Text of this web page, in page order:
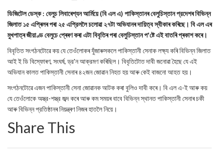
ডিজিটেল ডেস্ক : বেলুচ লিবাৰেশ্যন আৰ্মিয়ে (বি এল এ) পাকিস্তানৰ বেলুচিস্তান প্রদেশৰ বিভিন্ন
জিলাত ১৫ এপ্ৰিলৰ পৰা ২৫ এপ্রিললৈ চলোৱা ২৭টা অভিযানৰ দায়িত্ব স্বীকাৰ কৰিছে। বি এল এৰ
মুখপাত্ৰ জীয়াণ্ড বেলুচে প্ৰেৰণ কৰা এটা বিবৃতিৰ পৰা বেলুচিস্তান প'ষ্টে এই বাতৰি প্ৰকাশ কৰে।
বিবৃতিত সংগঠনটোৱে কয় যে তেওঁলোকৰ যুঁজাৰুসকলে পাকিস্তানী সেনাক লক্ষ্য কৰি বিভিন্ন জিলাত
আই ই ডি বিস্ফোৰণ, সংঘর্ষ, ড্র'ন আক্রমণ কৰিছিল। বিবৃতিটোত দাবী জনোৱা হৈছে যে এই
অভিযান কালত পাকিস্তানী সেনাৰ ৪২জন জোৱান নিহত হয় আৰু কেই বাজনো আহত হয়।
সংগঠনটোৱে এজন পাকিস্তানী সেনা জোৱানক আটক কৰা বুলিও দাবী কৰে। বি এল এ-ই আৰু কয়
যে তেওঁলোকে অস্ত্র-শস্ত্র জব্দ কৰে আৰু কম সময়ৰ বাবে বিভিন্ন স্থানত পাকিস্তানী সেনাৰ চকী
আৰু বিভিন্ন প্রতিষ্ঠানৰ নিয়ন্ত্ৰণ নিজৰ হাতলৈ নিয়ে।
Share This